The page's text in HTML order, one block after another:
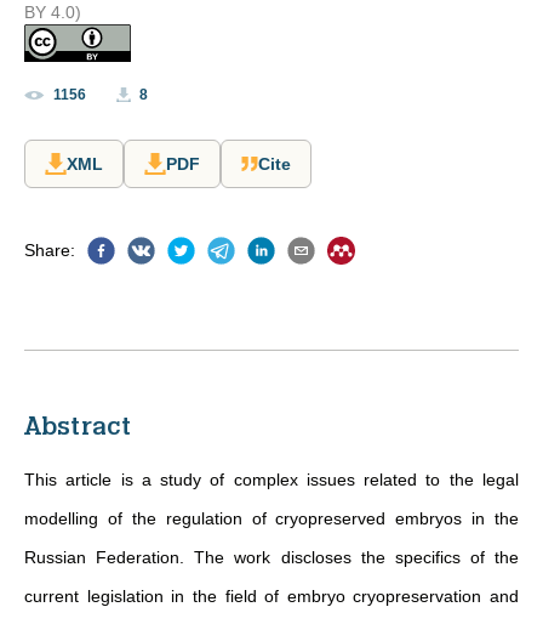
BY 4.0)
1156 8
XML PDF Cite
Share:
Abstract
This article is a study of complex issues related to the legal
modelling of the regulation of cryopreserved embryos in the
Russian Federation. The work discloses the specifics of the
current legislation in the field of embryo cryopreservation and